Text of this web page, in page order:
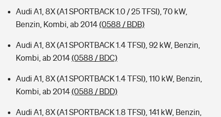
Audi A1, 8X (A1 SPORTBACK 1.0 / 25 TFSI), 70 kW,
Benzin, Kombi, ab 2014(0588 / BDB)
Audi A1, 8X (A1 SPORTBACK 1.4 TFSI), 92 kW, Benzin,
Kombi, ab 2014(0588 / BDC)
Audi A1, 8X (A1 SPORTBACK 1.4 TFSI), 110 kW, Benzin,
Kombi, ab 2014(0588 / BDD)
Audi A1, 8X (A1 SPORTBACK 1.8 TFSI), 141 kW, Benzin,